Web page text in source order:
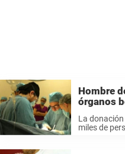
Hombre
órganos
La
miles de